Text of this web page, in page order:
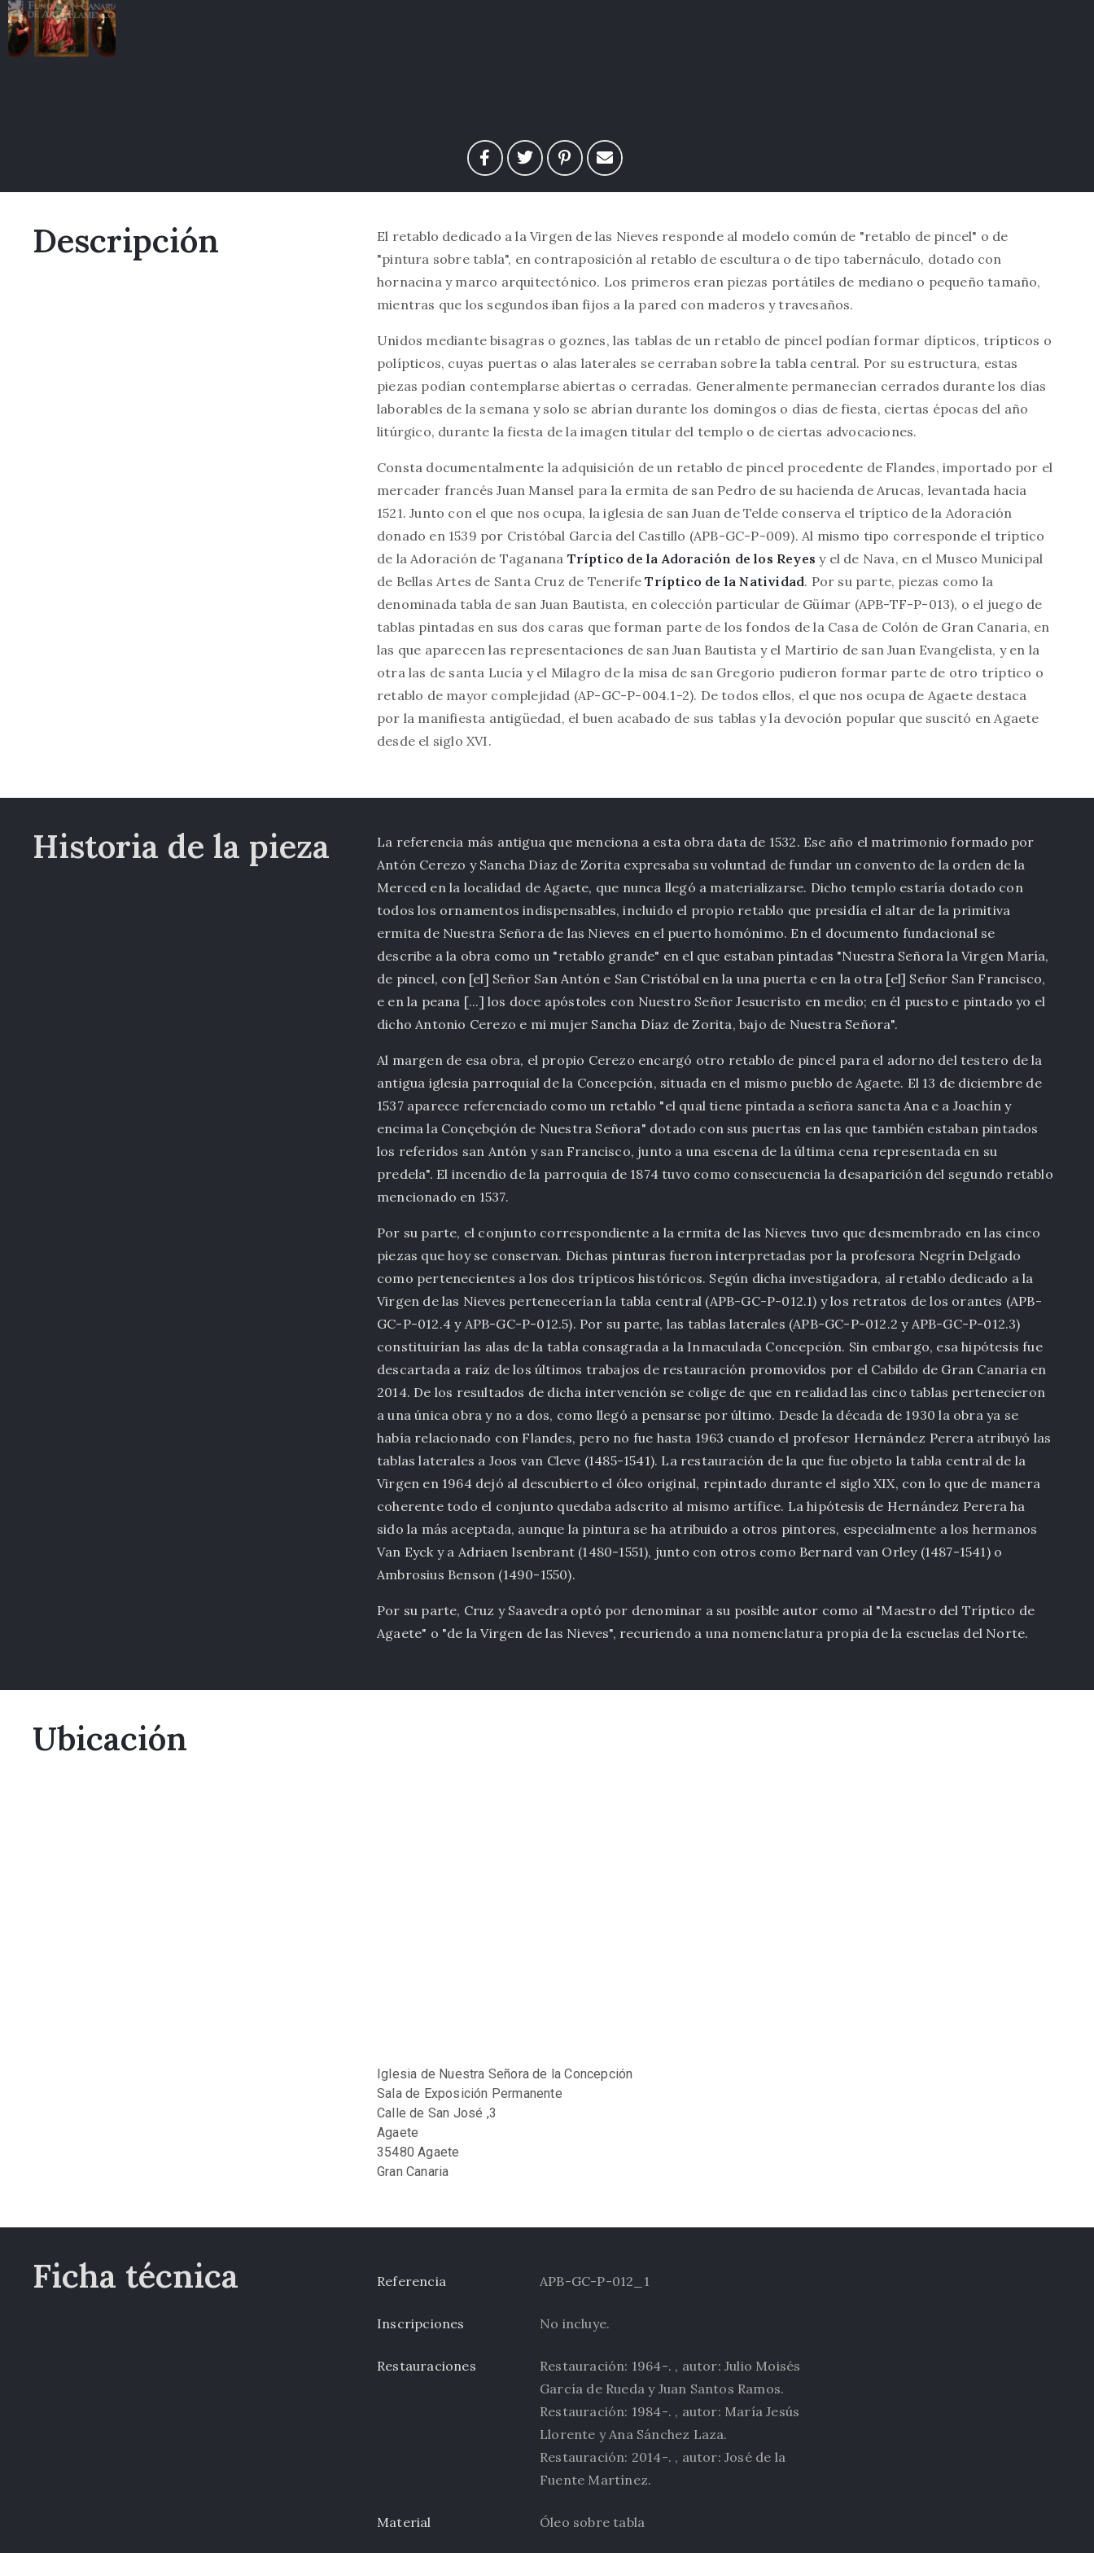
Descripción
El retablo dedicado a la Virgen de las Nieves responde al modelo común de "retablo de pincel" o de
"pintura sobre tabla", en contraposición al retablo de escultura o de tipo tabernáculo, dotado con
hornacina y marco arquitectónico. Los primeros eran piezas portátiles de mediano o pequeño tamaño,
mientras que los segundos iban fijos a la pared con maderos y travesaños.
Unidos mediante bisagras o goznes, las tablas de un retablo de pincel podían formar dípticos, trípticos o
polípticos, cuyas puertas o alas laterales se cerraban sobre la tabla central. Por su estructura, estas
piezas podían contemplarse abiertas o cerradas. Generalmente permanecían cerrados durante los días
laborables de la semana y solo se abrían durante los domingos o días de fiesta, ciertas épocas del año
litúrgico, durante la fiesta de la imagen titular del templo o de ciertas advocaciones.
Consta documentalmente la adquisición de un retablo de pincel procedente de Flandes, importado por el
mercader francés Juan Mansel para la ermita de san Pedro de su hacienda de Arucas, levantada hacia
1521. Junto con el que nos ocupa, la iglesia de san Juan de Telde conserva el tríptico de la Adoración
donado en 1539 por Cristóbal García del Castillo (APB-GC-P-009). Al mismo tipo corresponde el tríptico
de la Adoración de Taganana Tríptico de la Adoración de los Reyes y el de Nava, en el Museo Municipal
de Bellas Artes de Santa Cruz de TenerifeTríptico de la Natividad. Por su parte, piezas como la
denominada tabla de san Juan Bautista, en colección particular de Güímar (APB-TF-P-013), o el juego de
tablas pintadas en sus dos caras que forman parte de los fondos de la Casa de Colón de Gran Canaria, en
las que aparecen las representaciones de san Juan Bautista y el Martirio de san Juan Evangelista, y en la
otra las de santa Lucía y el Milagro de la misa de san Gregorio pudieron formar parte de otro tríptico o
retablo de mayor complejidad (AP-GC-P-004.1-2). De todos ellos, el que nos ocupa de Agaete destaca
por la manifiesta antigüedad, el buen acabado de sus tablas y la devoción popular que suscitó en Agaete
desde el siglo XVI.
Historia de la pieza
La referencia más antigua que menciona a esta obra data de 1532. Ese año el matrimonio formado por
Antón Cerezo y Sancha Díaz de Zorita expresaba su voluntad de fundar un convento de la orden de la
Merced en la localidad de Agaete, que nunca llegó a materializarse. Dicho templo estaría dotado con
todos los ornamentos indispensables, incluido el propio retablo que presidía el altar de la primitiva
ermita de Nuestra Señora de las Nieves en el puerto homónimo. En el documento fundacional se
describe a la obra como un "retablo grande" en el que estaban pintadas "Nuestra Señora la Virgen María,
de pincel, con [el] Señor San Antón e San Cristóbal en la una puerta e en la otra [el] Señor San Francisco,
e en la peana [...] los doce apóstoles con Nuestro Señor Jesucristo en medio; en él puesto e pintado yo el
dicho Antonio Cerezo e mi mujer Sancha Díaz de Zorita, bajo de Nuestra Señora".
Al margen de esa obra, el propio Cerezo encargó otro retablo de pincel para el adorno del testero de la
antigua iglesia parroquial de la Concepción, situada en el mismo pueblo de Agaete. El 13 de diciembre de
1537 aparece referenciado como un retablo "el qual tiene pintada a señora sancta Ana e a Joachín y
encima la Conçebçión de Nuestra Señora" dotado con sus puertas en las que también estaban pintados
los referidos san Antón y san Francisco, junto a una escena de la última cena representada en su
predela". El incendio de la parroquia de 1874 tuvo como consecuencia la desaparición del segundo retablo
mencionado en 1537.
Por su parte, el conjunto correspondiente a la ermita de las Nieves tuvo que desmembrado en las cinco
piezas que hoy se conservan. Dichas pinturas fueron interpretadas por la profesora Negrín Delgado
como pertenecientes a los dos trípticos históricos. Según dicha investigadora, al retablo dedicado a la
Virgen de las Nieves pertenecerían la tabla central (APB-GC-P-012.1) y los retratos de los orantes (APB-
GC-P-012.4 y APB-GC-P-012.5). Por su parte, las tablas laterales (APB-GC-P-012.2 y APB-GC-P-012.3)
constituirían las alas de la tabla consagrada a la Inmaculada Concepción. Sin embargo, esa hipótesis fue
descartada a raíz de los últimos trabajos de restauración promovidos por el Cabildo de Gran Canaria en
2014. De los resultados de dicha intervención se colige de que en realidad las cinco tablas pertenecieron
a una única obra y no a dos, como llegó a pensarse por último. Desde la década de 1930 la obra ya se
había relacionado con Flandes, pero no fue hasta 1963 cuando el profesor Hernández Perera atribuyó las
tablas laterales a Joos van Cleve (1485-1541). La restauración de la que fue objeto la tabla central de la
Virgen en 1964 dejó al descubierto el óleo original, repintado durante el siglo XIX, con lo que de manera
coherente todo el conjunto quedaba adscrito al mismo artífice. La hipótesis de Hernández Perera ha
sido la más aceptada, aunque la pintura se ha atribuido a otros pintores, especialmente a los hermanos
Van Eyck y a Adriaen Isenbrant (1480-1551), junto con otros como Bernard van Orley (1487-1541) o
Ambrosius Benson (1490-1550).
Por su parte, Cruz y Saavedra optó por denominar a su posible autor como al "Maestro del Tríptico de
Agaete" o "de la Virgen de las Nieves", recuriendo a una nomenclatura propia de la escuelas del Norte.
Ubicación
Iglesia de Nuestra Señora de la Concepción
Sala de Exposición Permanente
Calle de San José ,3
Agaete
35480 Agaete
Gran Canaria
Ficha técnica Referencia APB-GC-P-012_1
Inscripciones No incluye.
Restauraciones
Restauración: 1964-. , autor: Julio Moisés
García de Rueda y Juan Santos Ramos.
Restauración: 1984-. , autor: María Jesús
Llorente y Ana Sánchez Laza.
Restauración: 2014-. , autor: José de la
Fuente Martínez.
Material Óleo sobre tabla